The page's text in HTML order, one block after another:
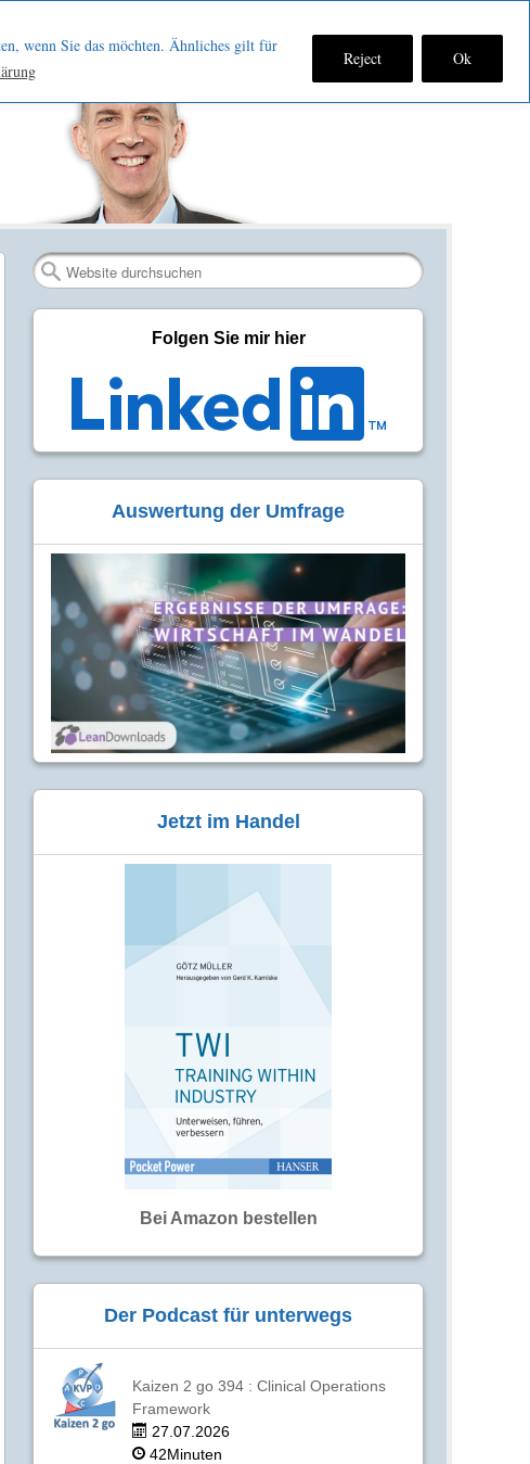
wenn Sie das möchten. Ähnliches gilt für
Reject Ok
Fan Verbinden
RSS-
Search
Folgen Sie mir hier
Auswertung der Umfrage
Jetzt im Handel
Bei Amazon bestellen
Der Podcast für unterwegs
Kaizen 2 go 394 : Clinical Operations
Framework
27.07.2026
42Minuten